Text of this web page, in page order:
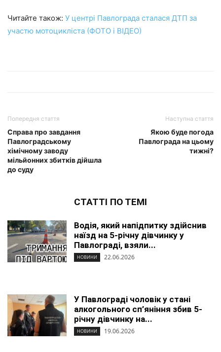
Читайте також: У центрі Павлограда сталася ДТП за
участю мотоцикліста (ФОТО і ВІДЕО)
Попередня стаття
Справа про завдання
Павлоградському
хімічному заводу
мільйонних збитків дійшла
до суду
Наступна стаття
Якою буде погода
Павлограда на цьому
тижні?
СТАТТІ ПО ТЕМІ
Водія, який напідпитку здійснив
наїзд на 5-річну дівчинку у
Павлограді, взяли...
НОВИНИ 22.06.2026
У Павлограді чоловік у стані
алкогольного сп’яніння збив 5-
річну дівчинку на...
НОВИНИ 19.06.2026